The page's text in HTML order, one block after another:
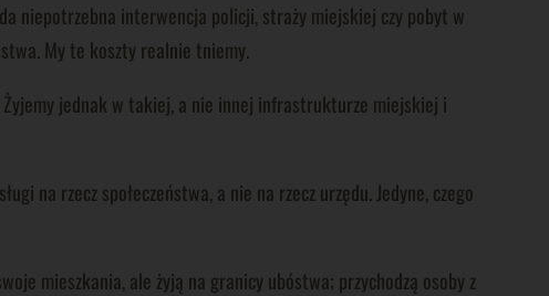
niepotrzebna interwencja policji, straży miejskiej czy pobyt w
My te koszty realnie tniemy.
Żyjemy jednak w takiej, a nie innej infrastrukturze miejskiej i
na rzecz społeczeństwa, a nie na rzecz urzędu. Jedyne, czego
mieszkania, ale żyją na granicy ubóstwa; przychodzą osoby z